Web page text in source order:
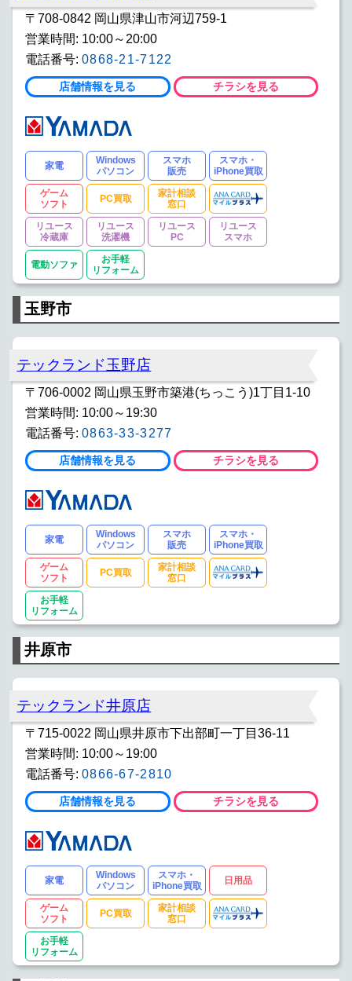
〒708-0842 岡山県津山市河辺759-1
営業時間: 10:00～20:00
電話番号: 0868-21-7122
店舗情報を見る チラシを見る
家電
Windows
パソコン
スマホ
販売
スマホ・
iPhone買取
ゲーム
ソフト
PC買取
家計相談
窓口
リユース
冷蔵庫
リユース
洗濯機
リユース
PC
リユース
スマホ
電動ソファ
お手軽
リフォーム
玉野市
テックランド玉野店
〒706-0002 岡山県玉野市築港(ちっこう)1丁目1-10
営業時間: 10:00～19:30
電話番号: 0863-33-3277
店舗情報を見る チラシを見る
家電
Windows
パソコン
スマホ
販売
スマホ・
iPhone買取
ゲーム
ソフト
PC買取
家計相談
窓口
お手軽
リフォーム
井原市
テックランド井原店
〒715-0022 岡山県井原市下出部町一丁目36-11
営業時間: 10:00～19:00
電話番号: 0866-67-2810
店舗情報を見る チラシを見る
家電
Windows
パソコン
スマホ・
iPhone買取
日用品
ゲーム
ソフト
PC買取
家計相談
窓口
お手軽
リフォーム